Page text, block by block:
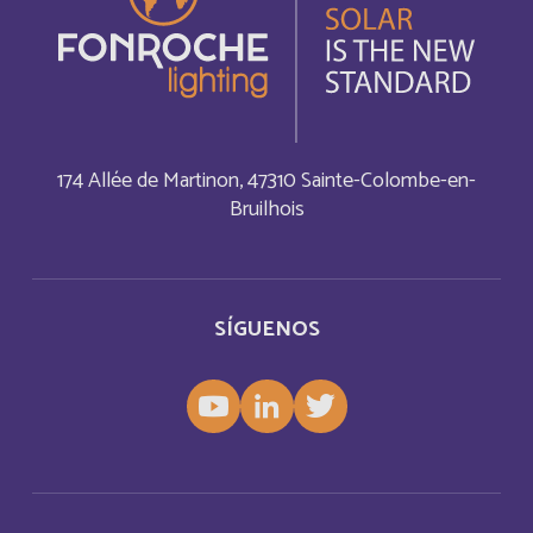
SÍGUENOS
174 Allée de Martinon, 47310 Sainte-Colombe-en-
Bruilhois
Anguilla Français
Inglés
Antigua and Barbuda
Aruba Français